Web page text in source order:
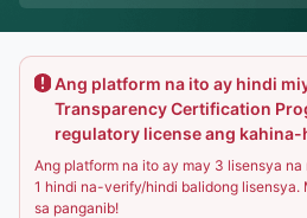
Ang platform na ito ay hindi
Transparency Certification
regulatory license ang kahina-
Ang platform na ito ay may 3 lisensya
1 hindi na-verify/hindi balidong lisensya.
sa panganib!